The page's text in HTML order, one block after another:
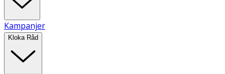
Kampanjer
Kloka Råd